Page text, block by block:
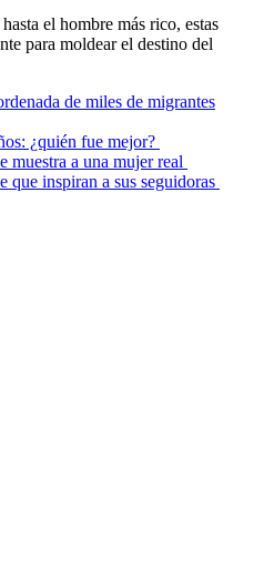
el hombre más rico, estas
para moldear el destino del
de miles de migrantes
¿quién fue mejor?
muestra a una mujer real
que inspiran a sus seguidoras